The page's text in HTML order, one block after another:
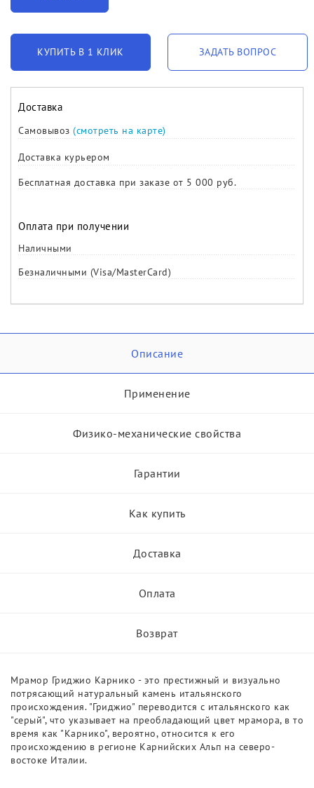
КУПИТЬ В 1 КЛИК ЗАДАТЬ ВОПРОС
Доставка
Самовывоз (смотреть на карте)
Доставка курьером
Бесплатная доставка при заказе от 5 000 руб.
Оплата при получении
Наличными
Безналичными (Visa/MasterCard)
Описание
Применение
Физико-механические свойства
Гарантии
Как купить
Доставка
Оплата
Возврат
Мрамор Гриджио Карнико - это престижный и визуально
потрясающий натуральный камень итальянского
происхождения. "Гриджио" переводится с итальянского как
"серый", что указывает на преобладающий цвет мрамора, в то
время как "Карнико", вероятно, относится к его
происхождению в регионе Карнийских Альп на северо-
востоке Италии.